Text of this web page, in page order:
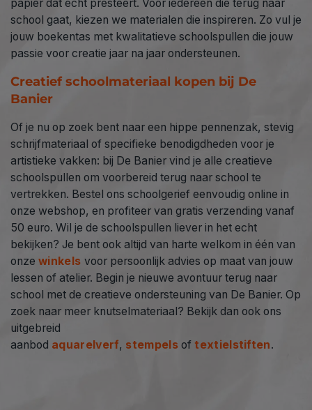
papier dat echt presteert. Voor iedereen die terug naar
school gaat, kiezen we materialen die inspireren. Zo vul je
jouw boekentas met kwalitatieve schoolspullen die jouw
passie voor creatie jaar na jaar ondersteunen.
Creatief schoolmateriaal kopen bij De
Banier
Of je nu op zoek bent naar een hippe pennenzak, stevig
schrijfmateriaal of specifieke benodigdheden voor je
artistieke vakken: bij De Banier vind je alle creatieve
schoolspullen om voorbereid terug naar school te
vertrekken. Bestel ons schoolgerief eenvoudig online in
onze webshop, en profiteer van gratis verzending vanaf
50 euro. Wil je de schoolspullen liever in het echt
bekijken? Je bent ook altijd van harte welkom in één van
onze winkels voor persoonlijk advies op maat van jouw
lessen of atelier. Begin je nieuwe avontuur terug naar
school met de creatieve ondersteuning van De Banier. Op
zoek naar meer knutselmateriaal? Bekijk dan ook ons
uitgebreid
aanbod aquarelverf, stempelsof textielstiften.